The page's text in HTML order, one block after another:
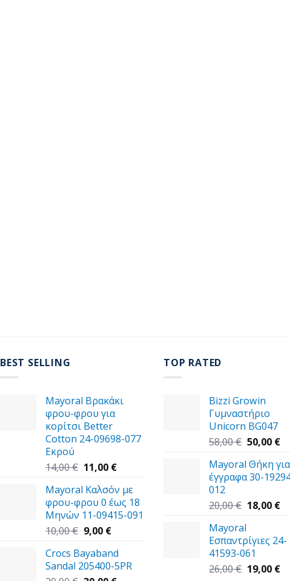
BEST SELLING
Mayoral Βρακάκι
φρου-φρου για
κορίτσι Better
Cotton 24-09698-077
Εκρού
14,00€ Original
was:
14,00 €.
11,00 €Η
τιμή
είναι:
11,00 €.
Mayoral Καλσόν με
φρου-φρου 0 έως 18
Μηνών 11-09415-091
10,00€ Original
was:
10,00 €.
9,00 €Η
τιμή
είναι:
Crocs Bayaband
Sandal 205400-5PR
TOP RATED
Bizzi Growin
Γυμναστήριο
Unicorn BG047
58,00€ Original
was:
58,00 €.
50,00 €Η
Mayoral Θήκη για
έγγραφα 30-
012
20,00€ Original
was:
20,00 €.
18,00 €Η
Mayoral
Εσπαντρίγιες 24-
41593-061
26,00€ Original
19,00 €Η